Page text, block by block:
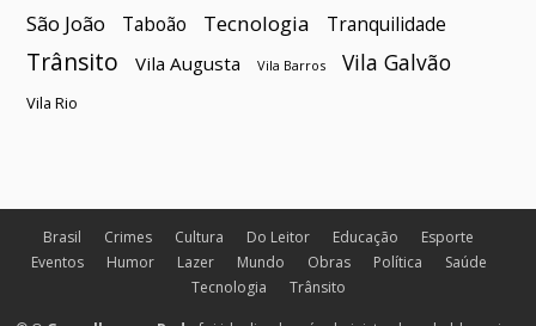
São João Taboão Tecnologia Tranquilidade
Trânsito Vila Augusta Vila Barros Vila Galvão
Vila Rio
Brasil Crimes Cultura Do Leitor Educação
Esporte
Eventos
Humor Lazer Mundo Obras Política
Saúde
Tecnologia
Trânsito